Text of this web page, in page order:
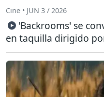
Cine • JUN 3 / 2026
'Backrooms' se
en taquilla dirigido